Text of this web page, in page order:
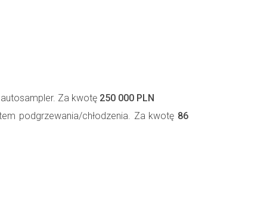
Za kwotę 250 000 PLN
podgrzewania/chłodzenia. Za kwotę 86